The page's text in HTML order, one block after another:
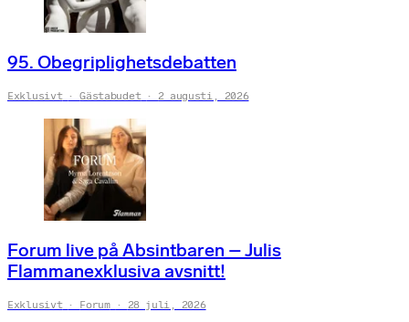
95. Obegriplighetsdebatten
Exklusivt Gästabudet 2 augusti, 2026
Forum live på Absintbaren – Julis
Flammanexklusiva avsnitt!
Exklusivt Forum 28 juli, 2026